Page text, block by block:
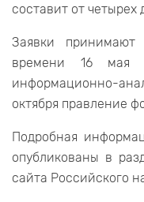
составит от
Заявки
времени 16 мая
информационно-
октября правление
Подробная
опубликованы в
сайта Российского